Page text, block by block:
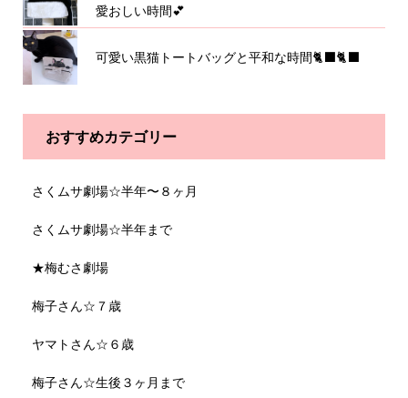
愛おしい時間💕
可愛い黒猫トートバッグと平和な時間🐈‍⬛🐈‍⬛
おすすめカテゴリー
さくムサ劇場☆半年〜８ヶ月
さくムサ劇場☆半年まで
★梅むさ劇場
梅子さん☆７歳
ヤマトさん☆６歳
梅子さん☆生後３ヶ月まで